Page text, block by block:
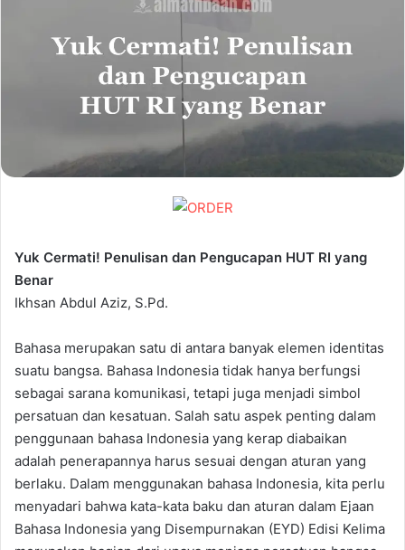
Yuk Cermati! Penulisan dan Pengucapan HUT RI yang
Benar
Ikhsan Abdul Aziz, S.Pd.
Bahasa merupakan satu di antara banyak elemen identitas
suatu bangsa. Bahasa Indonesia tidak hanya berfungsi
sebagai sarana komunikasi, tetapi juga menjadi simbol
persatuan dan kesatuan. Salah satu aspek penting dalam
penggunaan bahasa Indonesia yang kerap diabaikan
adalah penerapannya harus sesuai dengan aturan yang
berlaku. Dalam menggunakan bahasa Indonesia, kita perlu
menyadari bahwa kata-kata baku dan aturan dalam Ejaan
Bahasa Indonesia yang Disempurnakan (EYD) Edisi Kelima